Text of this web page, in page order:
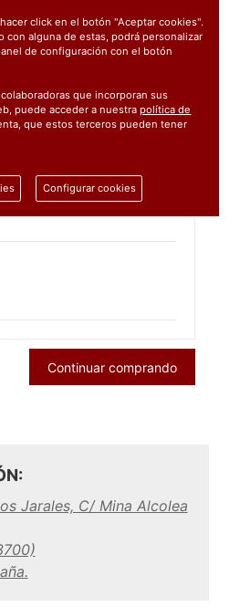
Continuar comprando
Jarales, C/ Mina Alcolea
click en el botón "Aceptar cookies".
con alguna de estas, podrá personalizar
de configuración con el botón
que incorporan sus
puede acceder a nuestrapolítica de
que estos terceros pueden tener
Configurar cookies